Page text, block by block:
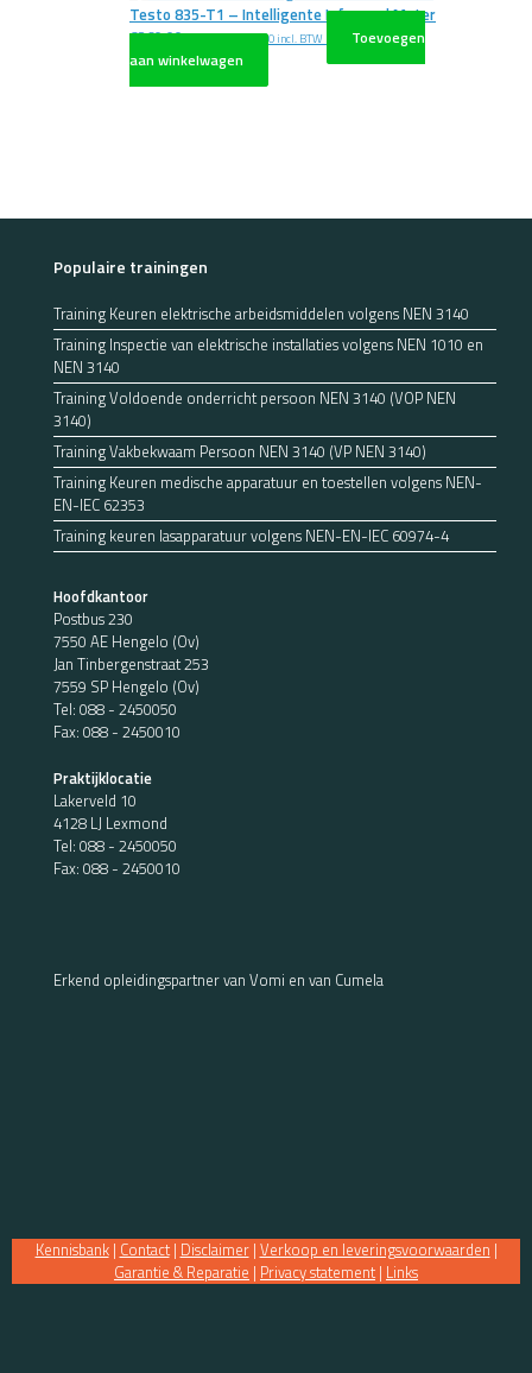
Testo 835-T1 – Intelligente Infrarood Meter
€260,00 excl. BTW€314,60 incl. BTW
Toevoegen
aan winkelwagen
Populaire trainingen
Training Keuren elektrische arbeidsmiddelen volgens NEN 3140
Training Inspectie van elektrische installaties volgens NEN 1010 en
NEN 3140
Training Voldoende onderricht persoon NEN 3140 (VOP NEN
3140)
Training Vakbekwaam Persoon NEN 3140 (VP NEN 3140)
Training Keuren medische apparatuur en toestellen volgens NEN-
EN-IEC 62353
Training keuren lasapparatuur volgens NEN-EN-IEC 60974-4
Hoofdkantoor
Postbus 230
7550 AE Hengelo (Ov)
Jan Tinbergenstraat 253
7559 SP Hengelo (Ov)
Tel: 088 - 2450050
Fax: 088 - 2450010
Praktijklocatie
Lakerveld 10
4128 LJ Lexmond
Tel: 088 - 2450050
Fax: 088 - 2450010
Erkend opleidingspartner van Vomi en van Cumela
Kennisbank| Contact| Disclaimer| Verkoop en leveringsvoorwaarden |
Garantie & Reparatie | Privacy statement | Links